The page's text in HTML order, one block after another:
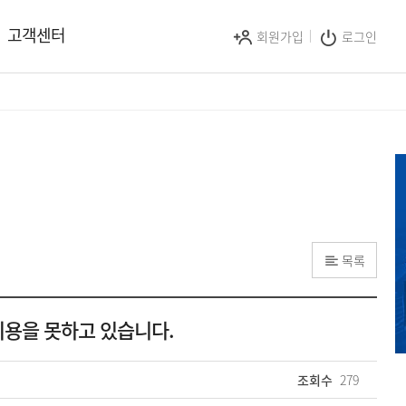
고객센터 회원가입 로그인
목록
을 못하고 있습니다.
조회수 279